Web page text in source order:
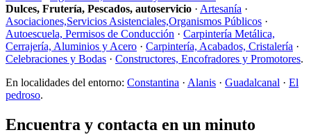
Dulces, Frutería, Pescados, autoservicio · Artesanía ·
Asociaciones,Servicios Asistenciales,Organismos Públicos ·
Autoescuela, Permisos de Conducción · Carpintería Metálica,
Cerrajería, Aluminios y Acero · Carpintería, Acabados, Cristalería ·
Celebraciones y Bodas · Constructores, Encofradores y Promotores.
En localidades del entorno: Constantina · Alanis · Guadalcanal · El
pedroso.
Encuentra y contacta en un minuto